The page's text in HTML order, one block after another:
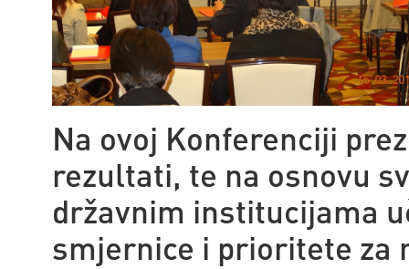
Na ovoj Konferenciji
rezultati, te na osnovu
državnim institucijama
smjernice i prioritete za